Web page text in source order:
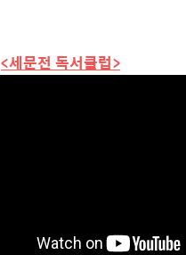
<세문전 독서클럽>